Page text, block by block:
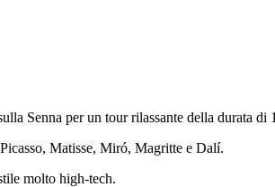
Senna per un tour rilassante della durata di
Matisse, Miró, Magritte e Dalí.
molto high-tech.